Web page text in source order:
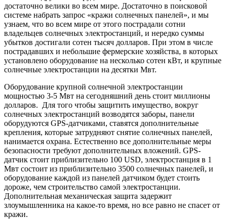
достаточно велики во всем мире. Достаточно в поисковой
системе набрать запрос «кражи солнечных панелей», и мы
узнаем, что во всем мире от этого пострадали сотни
владельцев солнечных электростанций, и нередко суммы
убытков достигали сотен тысяч долларов. При этом в числе
пострадавших и небольшие фермерские хозяйства, в которых
установлено оборудование на несколько сотен кВт, и крупные
солнечные электростанции на десятки Мвт.
Оборудование крупной солнечной электростанции
мощностью 3-5 Мвт на сегодняшний день стоит миллионы
долларов. Для того чтобы защитить имущество, вокруг
солнечных электростанций возводятся заборы, панели
оборудуются GPS-датчиками, ставятся дополнительные
крепления, которые затрудняют снятие солнечных панелей,
нанимается охрана. Естественно все дополнительные меры
безопасности требуют дополнительных вложений. GPS-
датчик стоит приблизительно 100 USD, электростанция в 1
Мвт состоит из приблизительно 3500 солнечных панелей, и
оборудование каждой из панелей датчиком будет стоить
дороже, чем строительство самой электростанции.
Дополнительная механическая защита задержит
злоумышленника на какое-то время, но все равно не спасет от
кражи.